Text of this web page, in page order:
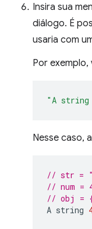
Insira sua
diálogo. É
usaria com
Por
"A string
Nesse caso,
// str =
// num =
// obj =
A string